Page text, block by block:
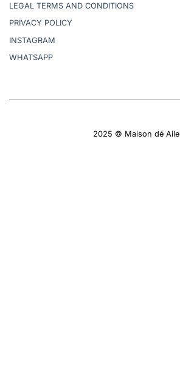
LEGAL TERMS AND CONDITIONS
PRIVACY POLICY
INSTAGRAM
WHATSAPP
2025 © Maison dé Aile